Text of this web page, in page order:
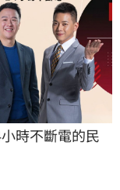
時不斷電的民